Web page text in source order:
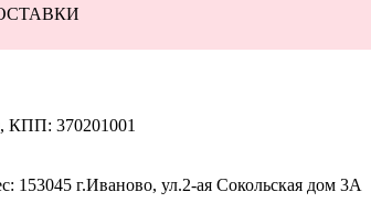
370201001
г.Иваново, ул.2-ая Сокольская дом 3А